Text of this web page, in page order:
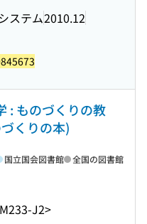
ステム2010.12
: ものづくりの教
くりの本)
J2>
国立国会図書館 全国の図書館